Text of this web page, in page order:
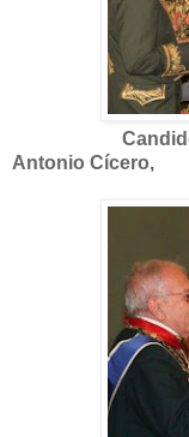
Antonio Cícero,